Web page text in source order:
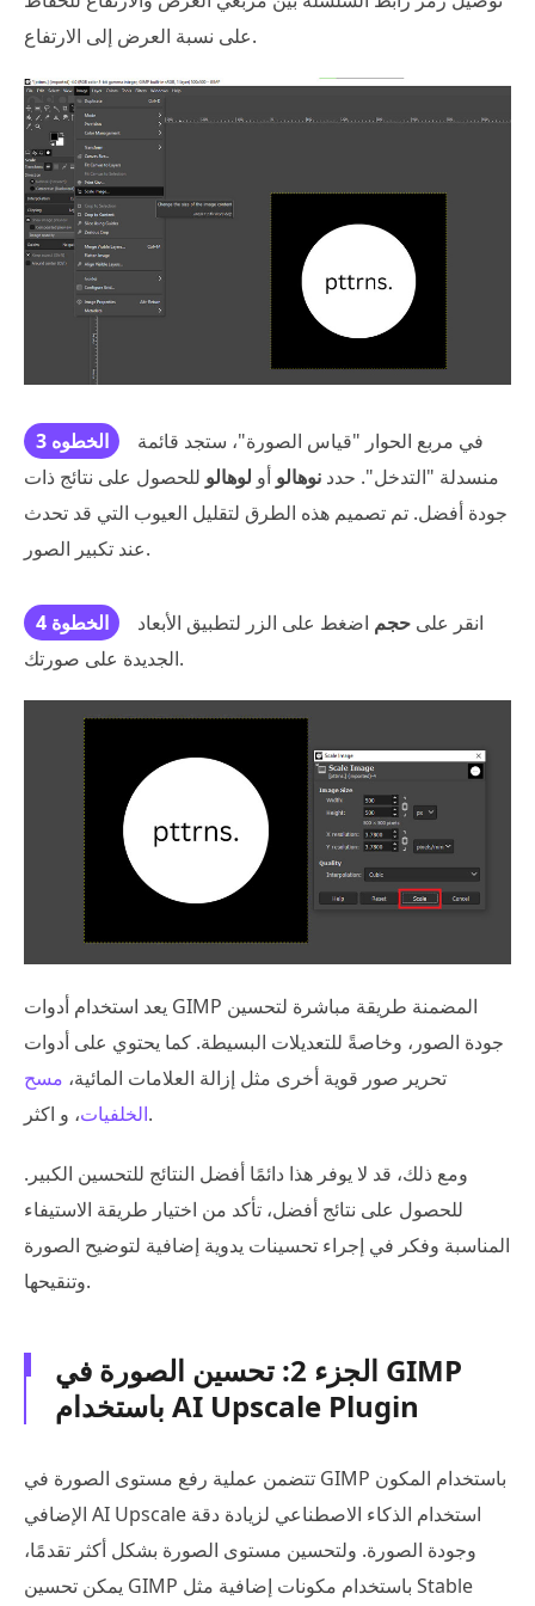
على نسبة العرض إلى الارتفاع.
الخطوه 3
في مربع الحوار "قياس الصورة"، ستجد قائمة
منسدلة "التدخل". حدد نوهالو أو لوهالو للحصول على نتائج ذات
جودة أفضل. تم تصميم هذه الطرق لتقليل العيوب التي قد تحدث
عند تكبير الصور.
الخطوة 4 انقر على حجم اضغط على الزر لتطبيق الأبعاد
الجديدة على صورتك.
يعد استخدام أدوات GIMP المضمنة طريقة مباشرة لتحسين
جودة الصور، وخاصةً للتعديلات البسيطة. كما يحتوي على أدوات
تحرير صور قوية أخرى مثل إزالة العلامات المائية، مسح
الخلفيات، و اكثر.
ومع ذلك، قد لا يوفر هذا دائمًا أفضل النتائج للتحسين الكبير.
للحصول على نتائج أفضل، تأكد من اختيار طريقة الاستيفاء
المناسبة وفكر في إجراء تحسينات يدوية إضافية لتوضيح الصورة
وتنقيحها.
الجزء 2: تحسين الصورة في GIMP
باستخدام AI Upscale Plugin
تتضمن عملية رفع مستوى الصورة في GIMP باستخدام المكون
الإضافي AI Upscale استخدام الذكاء الاصطناعي لزيادة دقة
وجودة الصورة. ولتحسين مستوى الصورة بشكل أكثر تقدمًا،
يمكن تحسين GIMP باستخدام مكونات إضافية مثل Stable